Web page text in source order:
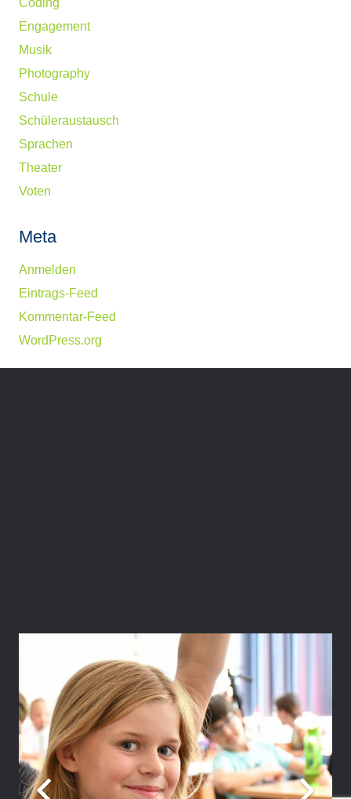
Coding
Engagement
Musik
Photography
Schule
Schüleraustausch
Sprachen
Theater
Voten
Meta
Anmelden
Eintrags-Feed
Kommentar-Feed
WordPress.org